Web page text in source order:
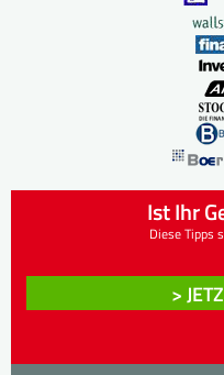
Ist Ihr
Diese Tipps
>